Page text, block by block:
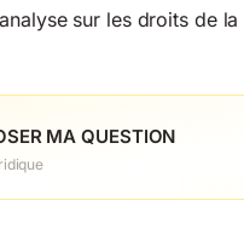
sur les droits de
MA QUESTION